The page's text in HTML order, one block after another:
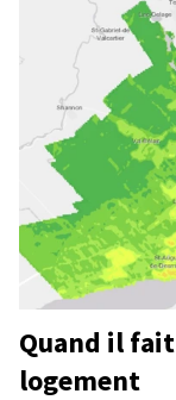
Quand il
logement